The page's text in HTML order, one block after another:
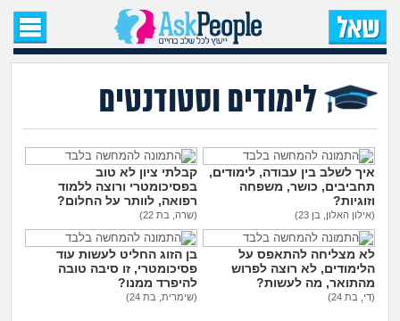
עמוד הבית
שאלות חדשות
שאלות שעוררו עניין
עצות חדשות
מה קורה כאן?
מתחם הטיפים
לימודים וסטודנטים
איך לשלב בין עבודה, לימודים,
תחביבים, כושר, משפחה
וזוגיות?
(אילון האלון, בן 23)
קבלתי ציון לא טוב
בפסיכומטרי ורוצה ללמוד
רפואה, לוותר על החלום?
(שרה, בת 22)
לא מצליחה להתאפס על
הלימודים, לא רוצה לפרוש
מהתואר, מה לעשות?
(די, בת 24)
בן הזוג החליט לעשות עוד
פסיכומטרי, זו סיבה טובה
להיפרד ממנו?
(שימרית, בת 24)